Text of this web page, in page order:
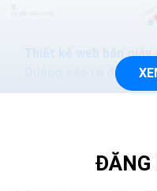
Thiết kế web bán
Quảng cáo ra đơn
Trong thời đại công
ĐĂNG